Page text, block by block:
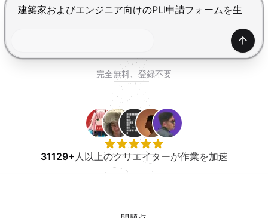
無料で試す
Enterで送信、Shift+Enterで改行
生成
完全無料、登録不要
31129+人以上のクリエイターが作業を加速